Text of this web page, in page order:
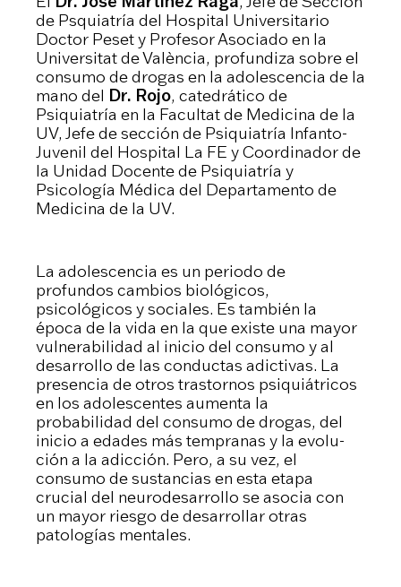
de Psquiatría del Hospital Universitario
Doctor Peset y Profesor Asociado en la
Universitat de València, profundiza sobre el
consumo de drogas en la adolescencia de la
mano del Dr. Rojo, catedrático de
Psiquiatría en la Facultat de Medicina de la
UV, Jefe de sección de Psiquiatría Infanto-
Juvenil del Hospital La FE y Coordinador de
la Unidad Docente de Psiquiatría y
Psicología Médica del Departamento de
Medicina de la UV.
La adolescencia es un periodo de
profundos cambios biológi­cos,
psicológicos y sociales. Es también la
época de la vida en la que existe una mayor
vulnerabilidad al inicio del consumo y al
desarrollo de las conductas adictivas. La
presencia de otros trastornos psiquiátricos
en los ado­lescentes aumenta la
probabilidad del consumo de drogas, del
inicio a edades más tempranas y la evolu­
ción a la adicción. Pero, a su vez, el
consumo de sustancias en esta etapa
crucial del neurodesarrollo se asocia con
un mayor riesgo de desarrollar otras
patologías mentales.